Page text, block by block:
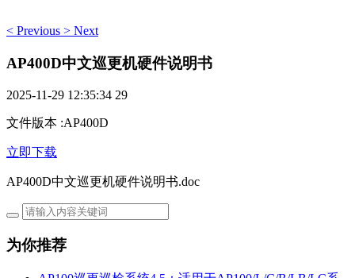
< Previous > Next
AP400D中文巡更机硬件说明书
2025-11-29 12:35:34 29
文件版本 :AP400D
立即下载
AP400D中文巡更机硬件说明书.doc
为你推荐